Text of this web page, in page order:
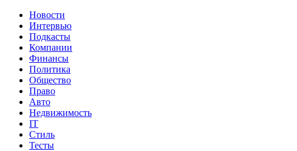
Новости
Интервью
Подкасты
Компании
Финансы
Политика
Общество
Право
Авто
Недвижимость
IT
Стиль
Тесты